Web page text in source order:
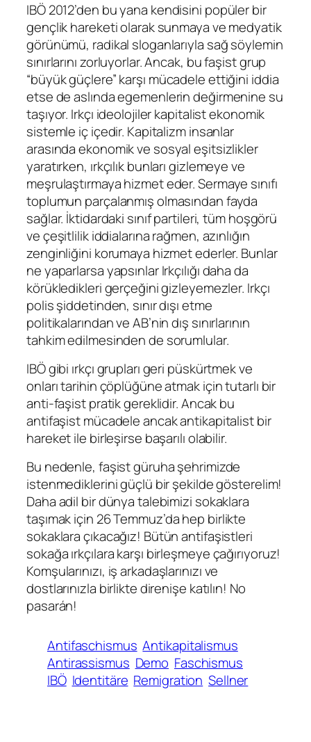
IBÖ 2012’den bu yana kendisini popüler bir
gençlik hareketi olarak sunmaya ve medyatik
görünümü, radikal sloganlarıyla sağ söylemin
sınırlarını zorluyorlar. Ancak, bu faşist grup
“büyük güçlere” karşı mücadele ettiğini iddia
etse de aslında egemenlerin değirmenine su
taşıyor. Irkçı ideolojiler kapitalist ekonomik
sistemle iç içedir. Kapitalizm insanlar
arasında ekonomik ve sosyal eşitsizlikler
yaratırken, ırkçılık bunları gizlemeye ve
meşrulaştırmaya hizmet eder. Sermaye sınıfı
toplumun parçalanmış olmasından fayda
sağlar. İktidardaki sınıf partileri, tüm hoşgörü
ve çeşitlilik iddialarına rağmen, azınlığın
zenginliğini korumaya hizmet ederler. Bunlar
ne yaparlarsa yapsınlar Irkçılığı daha da
körükledikleri gerçeğini gizleyemezler. Irkçı
polis şiddetinden, sınır dışı etme
politikalarından ve AB’nin dış sınırlarının
tahkim edilmesinden de sorumlular.
IBÖ gibi ırkçı grupları geri püskürtmek ve
onları tarihin çöplüğüne atmak için tutarlı bir
anti-faşist pratik gereklidir. Ancak bu
antifaşist mücadele ancak antikapitalist bir
hareket ile birleşirse başarılı olabilir.
Bu nedenle, faşist güruha şehrimizde
istenmediklerini güçlü bir şekilde gösterelim!
Daha adil bir dünya talebimizi sokaklara
taşımak için 26 Temmuz’da hep birlikte
sokaklara çıkacağız! Bütün antifaşistleri
sokağa ırkçılara karşı birleşmeye çağırıyoruz!
Komşularınızı, iş arkadaşlarınızı ve
dostlarınızla birlikte direnişe katılın! No
pasarán!
Antifaschismus Antikapitalismus
Antirassismus Demo Faschismus
IBÖ Identitäre Remigration Sellner